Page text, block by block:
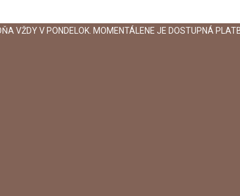
VŽDY V PONDELOK. MOMENTÁLENE JE DOSTUPNÁ